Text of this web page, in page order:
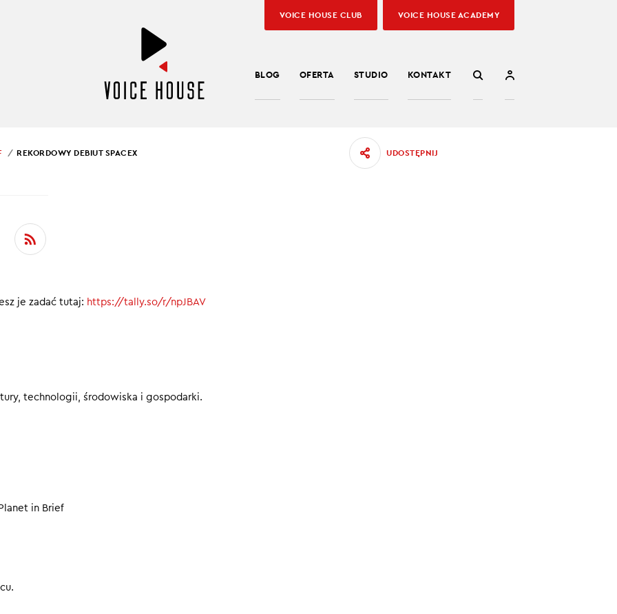
BLOG OFERTA STUDIO KONTAKT
VOICE HOUSE CLUB VOICE HOUSE ACADEMY
DEBIUT SPACEX
rosyjskie koncerny
nie przegapić kolejnych odcinków.
REKORDOWY DEBIUT SPACEX UDOSTĘPNIJ
je zadać tutaj: https://tally.so/r/npJBAV
technologii, środowiska i gospodarki.
in Brief